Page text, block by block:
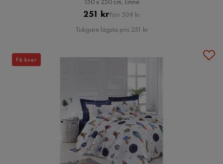
Pris
251 krOriginal
Pris
Förr 509 kr
Tidigare lägsta pris 251 kr
Få kvar